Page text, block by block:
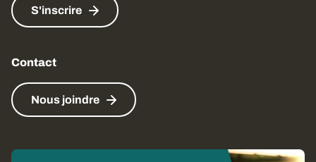
S'inscrire
Contact
Nous joindre